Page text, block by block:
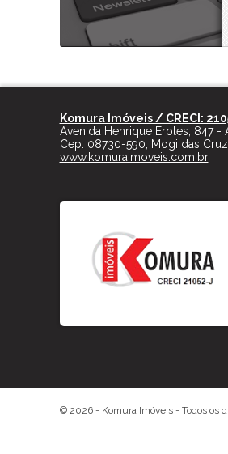
Komura Imóveis / CRECI:
Avenida Henrique Eroles, 847 -
Cep: 08730-590 Mogi das
www.komuraimoveis.com.br
© 2026 - Komura Imóveis- Todos os